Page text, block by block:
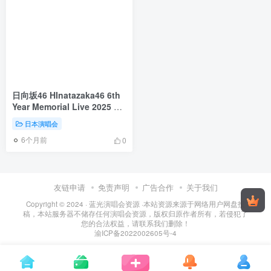
日向坂46 HInatazaka46 6th
Year Memorial Live 2025 6
周年記念MEMORIAL LIVE ~6
回目のひな誕祭~ in 横浜スタ
ジアム 2025 [BDISO
日本演唱会
6个月前 0
友链申请 免责声明 广告合作 关于我们
Copyright © 2024 · 蓝光演唱会资源 ·本站资源来源于网络用户网盘投
稿，本站服务器不储存任何演唱会资源，版权归原作者所有，若侵犯了
您的合法权益，请联系我们删除！
渝ICP备2022002605号-4